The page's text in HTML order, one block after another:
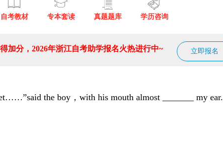
自考教材 专本套读 真题题库 学历咨询
立即报名
加分，2026年浙江自考助学报名火热进行中~
the boy，with his mouth almost _______ my ear.